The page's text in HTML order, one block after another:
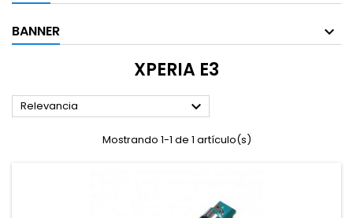
BANNER
XPERIA E3
Relevancia 
Mostrando 1-1 de 1 artículo(s)